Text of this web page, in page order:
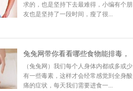
求的，也是坚持下去最难得，小编有个朋
友也是坚持了一段时间，瘦了很...
兔兔网带你看看哪些食物能排毒，
（兔兔网）我们每个人身体内都或多或少
有一些毒素，这样才会经常感觉到全身酸
痛的症状，每天我们需要进食一...